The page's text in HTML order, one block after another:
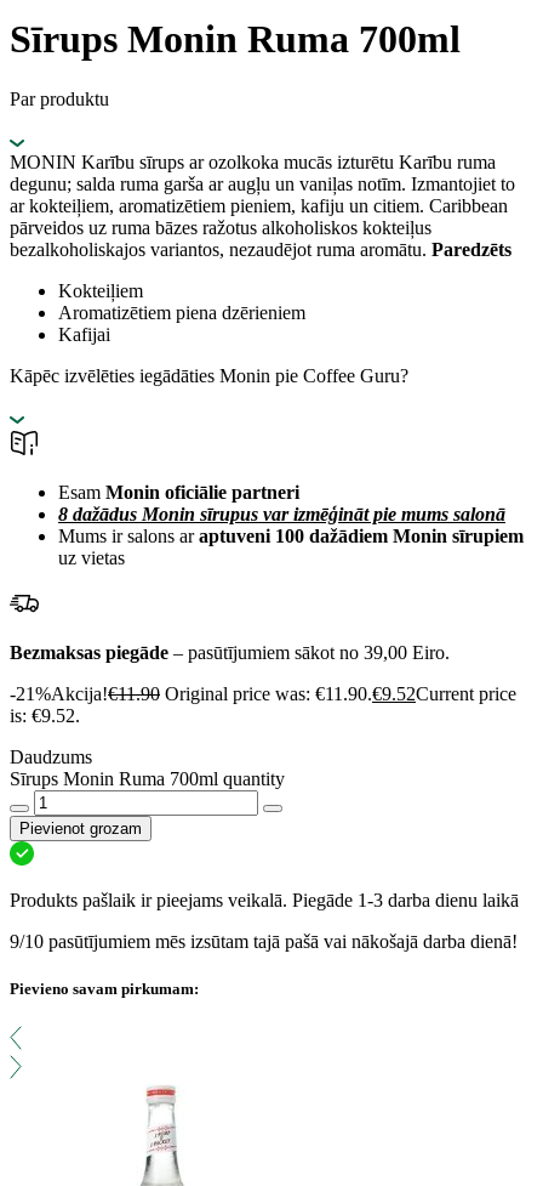
Sīrups Monin Ruma 700ml
Par produktu
MONIN Karību sīrups ar ozolkoka mucās izturētu Karību ruma
degunu; salda ruma garša ar augļu un vaniļas notīm. Izmantojiet to
ar kokteiļiem, aromatizētiem pieniem, kafiju un citiem. Caribbean
pārveidos uz ruma bāzes ražotus alkoholiskos kokteiļus
bezalkoholiskajos variantos, nezaudējot ruma aromātu. Paredzēts
Kokteiļiem
Aromatizētiem piena dzērieniem
Kafijai
Kāpēc izvēlēties iegādāties Monin pie Coffee Guru?
Esam Monin oficiālie partneri
8 dažādus Monin sīrupus var izmēģināt pie mums salonā
Mums ir salons araptuveni 100 dažādiem Monin sīrupiem
uz vietas
Bezmaksas piegāde – pasūtījumiem sākot no 39,00 Eiro.
-21%Akcija!€11.90 Original price was: €11.90.€9.52Current price
is: €9.52.
Daudzums
Sīrups Monin Ruma 700ml quantity
Pievienot grozam
Produkts pašlaik ir pieejams veikalā. Piegāde 1-3 darba dienu laikā
9/10 pasūtījumiem mēs izsūtam tajā pašā vai nākošajā darba dienā!
Pievieno savam pirkumam: